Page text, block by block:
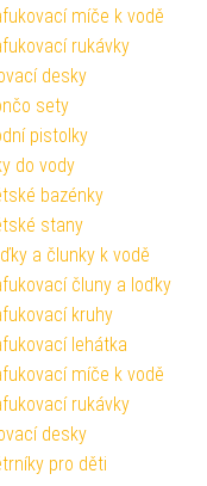
míče k vodě
rukávky
desky
sety
pistolky
do vody
bazénky
stany
a člunky k vodě
čluny a loďky
kruhy
lehátka
míče k vodě
rukávky
desky
pro děti